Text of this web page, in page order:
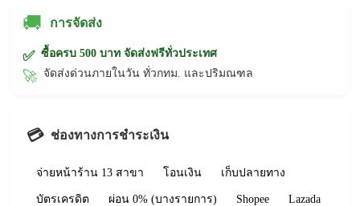
🚚 การจัดส่ง
✅ ซื้อครบ 500 บาท จัดส่งฟรีทั่วประเทศ
🚀 จัดส่งด่วนภายในวัน ทั่วกทม. และปริมณฑล
💳 ช่องทางการชำระเงิน
จ่ายหน้าร้าน 13 สาขา โอนเงิน เก็บปลายทาง
บัตรเครดิต ผ่อน 0% (บางรายการ) Shopee Lazada